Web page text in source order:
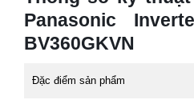
Panasonic
BV360GKVN
Đặc điểm sản phẩm